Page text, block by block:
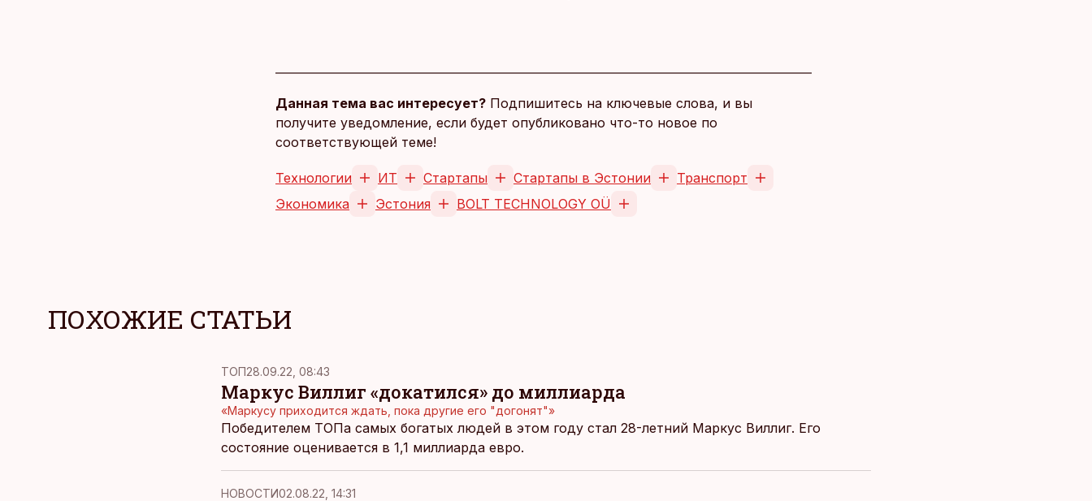
Данная тема вас интересует? Подпишитесь на ключевые слова, и вы
получите уведомление, если будет опубликовано что-то новое по
соответствующей теме!
Технологии ИТ Стартапы Стартапы в Эстонии
Транспорт
Экономика
Эстония BOLT TECHNOLOGY OÜ
ПОХОЖИЕ СТАТЬИ
ТОП28.09.22, 08:43
Маркус Виллиг «докатился» до миллиарда
«Маркусу приходится ждать, пока другие его "догонят"»
Победителем ТОПа самых богатых людей в этом году стал 28-летний Маркус Виллиг. Его
состояние оценивается в 1,1 миллиарда евро.
НОВОСТИ02.08.22, 14:31